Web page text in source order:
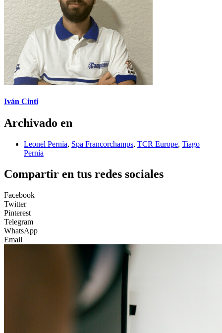
Iván Cinti
Archivado en
Leonel Pernía, Spa Francorchamps, TCR Europe, Tiago
Pernía
Compartir en tus redes sociales
Facebook
Twitter
Pinterest
Telegram
WhatsApp
Email